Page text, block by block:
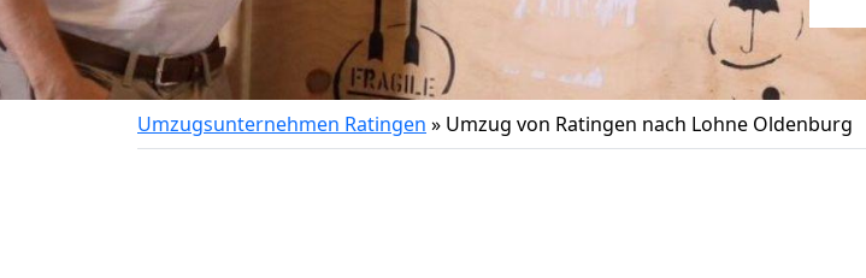
Umzugsunternehmen Ratingen » Umzug von Ratingen nach Lohne Oldenburg